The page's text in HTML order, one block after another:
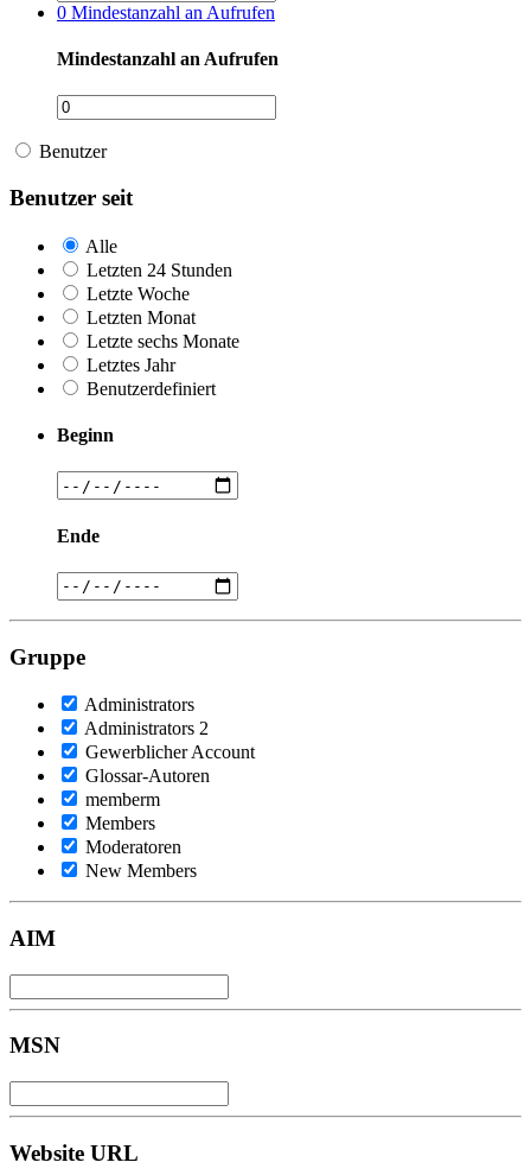
0 Mindestanzahl an Aufrufen
Mindestanzahl an Aufrufen
Benutzer
Benutzer seit
Alle
Letzten 24 Stunden
Letzte Woche
Letzten Monat
Letzte sechs Monate
Letztes Jahr
Benutzerdefiniert
Beginn
Ende
Gruppe
Administrators
Administrators 2
Gewerblicher Account
Glossar-Autoren
memberm
Members
Moderatoren
New Members
AIM
MSN
Website URL